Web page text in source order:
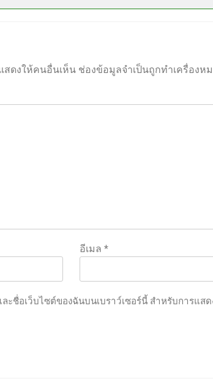
สดงให้คนอื่นเห็น ช่องข้อมูลจำเป็นถูกทำเครื่องห
อีเมล *
ะชื่อเว็บไซต์ของฉันบนเบราว์เซอร์นี้ สำหรับการแส